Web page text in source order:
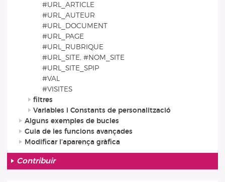
#URL_ARTICLE
#URL_AUTEUR
#URL_DOCUMENT
#URL_PAGE
#URL_RUBRIQUE
#URL_SITE, #NOM_SITE
#URL_SITE_SPIP
#VAL
#VISITES
filtres
Variables i Constants de personalització
Alguns exemples de bucles
Guia de les funcions avançades
Modificar l’aparença gràfica
Contribuir